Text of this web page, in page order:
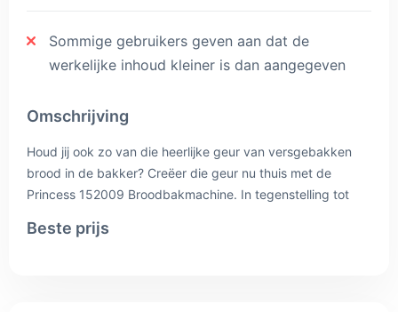
Sommige gebruikers geven aan dat de
werkelijke inhoud kleiner is dan aangegeven
Omschrijving
Houd jij ook zo van die heerlijke geur van versgebakken
brood in de bakker? Creëer die geur nu thuis met de
Princess 152009 Broodbakmachine. In tegenstelling tot
perfecte brood te maken. Voeg alle ingrediënten toe aan
Beste prijs